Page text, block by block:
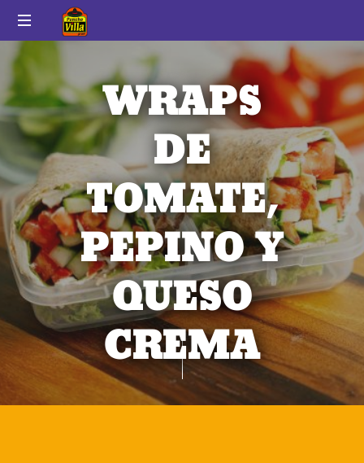
Pancho
a
México
WRAPS
DE
TOMATE,
PEPINO Y
QUESO
CREMA